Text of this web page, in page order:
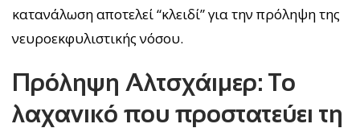
κατανάλωση αποτελεί “κλειδί” για την πρόληψη της
νευροεκφυλιστικής νόσου.
Πρόληψη Αλτσχάιμερ: Το
λαχανικό που προστατεύει τη